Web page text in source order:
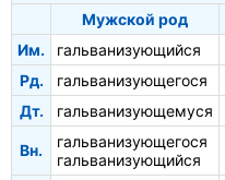
Мужской род
Им.
гальванизующийся
Рд.
гальванизующегося
Дт.
гальванизующемуся
Вн.
гальванизующегося
гальванизующийся